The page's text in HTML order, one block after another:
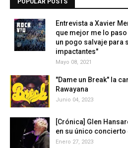
POPULAR POSTS
Entrevista a Xavier
que mejor me lo
un pogo salvaje para
impactantes"
Mayo 08, 2021
"Dame un Break" la
Rawayana
Junio 04, 2023
[Crónica] Glen
en su único concierto
Enero 27, 2023